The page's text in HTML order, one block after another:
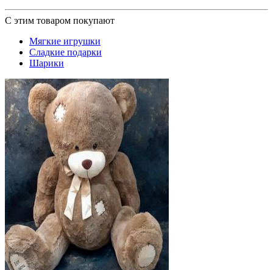
С этим товаром покупают
Мягкие игрушки
Сладкие подарки
Шарики